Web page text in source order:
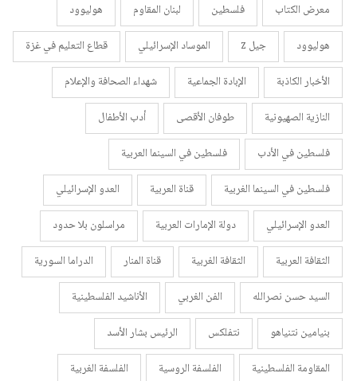
معرض الكتاب
فلسطين لبنان المقاوم
هوليوود
هوليوود
جيل z الموساد الإسرائيلي
قطاع التعليم في غزة
الأخبار الكاذبة
الإبادة الجماعية
شهداء الصحافة والإعلام
النازية الصهيونية
طوفان الأقصى
أدب الأطفال
فلسطين في الأدب
فلسطين في السينما العربية
فلسطين في السينما الغربية
قناة العربية
العدو الإسرائيلي
العدو الإسرائيلي
دولة الإمارات العربية
مراسلون بلا حدود
الثقافة العربية
الثقافة الغربية قناة المنار
الدراما السورية
السيد حسن نصرالله
الفن الغربي
الأناشيد الفلسطينية
بنيامين نتنياهو
نتفلكس
الرئيس بشار الأسد
المقاومة الفلسطينية
الفلسفة الروسية الفلسفة الغربية